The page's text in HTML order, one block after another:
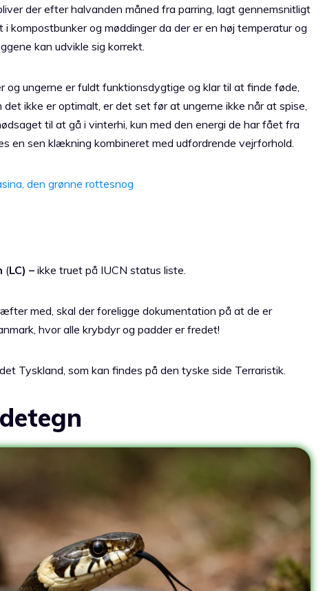
der efter halvanden måned fra parring, lagt gennemsnitligt
kompostbunker og møddinger da der er en høj temperatur og
kan udvikle sig korrekt.
ungerne er fuldt funktionsdygtige og klar til at finde føde,
ikke er optimalt, er det set før at ungerne ikke når at spise,
til at gå i vinterhi, kun med den energi de har fået fra
en sen klækning kombineret med udfordrende vejrforhold.
den grønne rottesnog
(LC) – ikke truet på IUCN status liste.
med, skal der foreligge dokumentation på at de er
hvor alle krybdyr og padder er fredet!
Tyskland, som kan findes på den tyske side Terraristik.